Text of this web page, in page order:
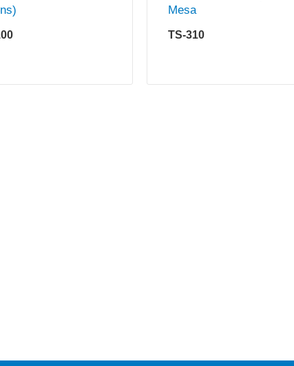
Mesa
TS-310